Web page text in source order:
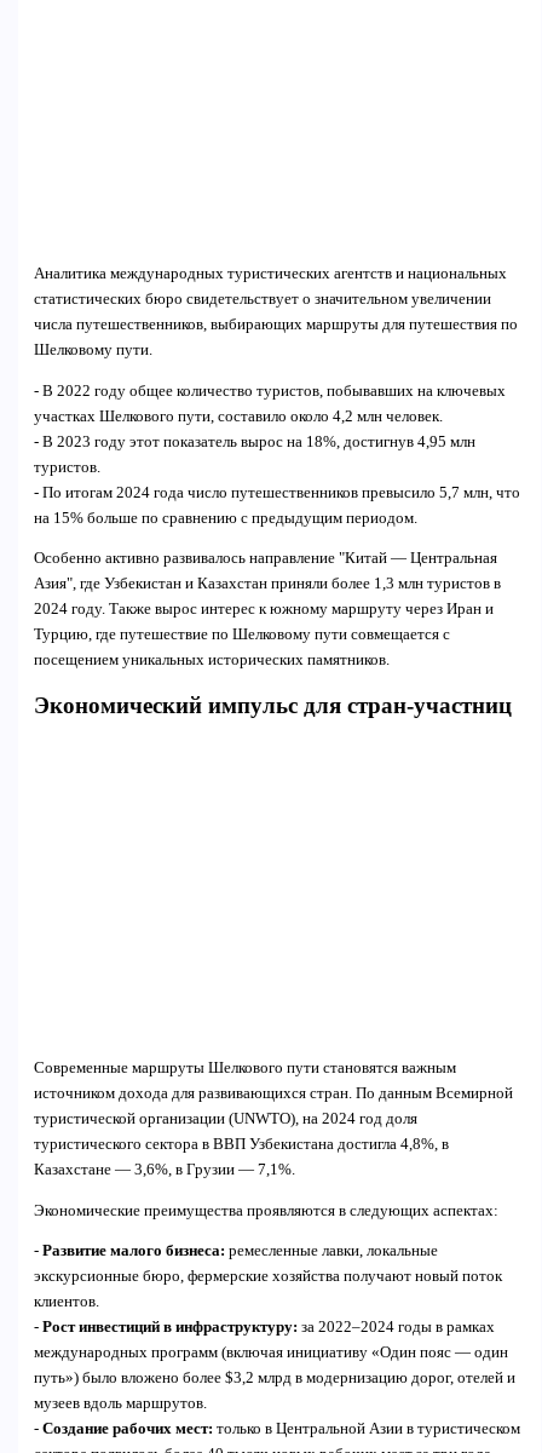
Аналитика международных туристических агентств и национальных
статистических бюро свидетельствует о значительном увеличении
числа путешественников, выбирающих маршруты для путешествия по
Шелковому пути.
- В 2022 году общее количество туристов, побывавших на ключевых
участках Шелкового пути, составило около 4,2 млн человек.
- В 2023 году этот показатель вырос на 18%, достигнув 4,95 млн
туристов.
- По итогам 2024 года число путешественников превысило 5,7 млн, что
на 15% больше по сравнению с предыдущим периодом.
Особенно активно развивалось направление "Китай — Центральная
Азия", где Узбекистан и Казахстан приняли более 1,3 млн туристов в
2024 году. Также вырос интерес к южному маршруту через Иран и
Турцию, где путешествие по Шелковому пути совмещается с
посещением уникальных исторических памятников.
Экономический импульс для стран-участниц
Современные маршруты Шелкового пути становятся важным
источником дохода для развивающихся стран. По данным Всемирной
туристической организации (UNWTO), на 2024 год доля
туристического сектора в ВВП Узбекистана достигла 4,8%, в
Казахстане — 3,6%, в Грузии — 7,1%.
Экономические преимущества проявляются в следующих аспектах:
- Развитие малого бизнеса: ремесленные лавки, локальные
экскурсионные бюро, фермерские хозяйства получают новый поток
клиентов.
- Рост инвестиций в инфраструктуру: за 2022–2024 годы в рамках
международных программ (включая инициативу «Один пояс — один
путь») было вложено более $3,2 млрд в модернизацию дорог, отелей и
музеев вдоль маршрутов.
- Создание рабочих мест: только в Центральной Азии в туристическом